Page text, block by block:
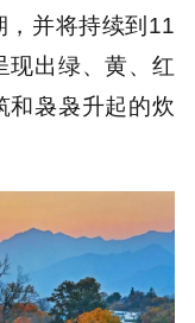
，并将持续到11
现出绿、黄、红
和袅袅升起的炊